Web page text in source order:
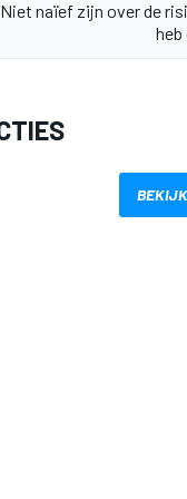
naïef zijn over de
heb